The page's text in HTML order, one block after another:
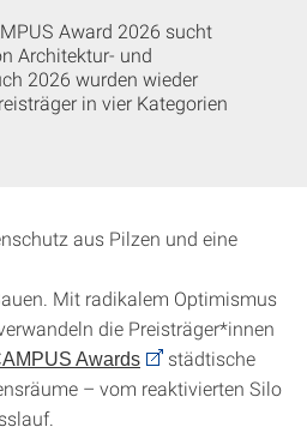
Award 2026 sucht
Architektur- und
2026 wurden wieder
in vier Kategorien
aus Pilzen und eine
Mit radikalem Optimismus
die Preisträger*innen
Awards
städtische
– vom reaktivierten Silo